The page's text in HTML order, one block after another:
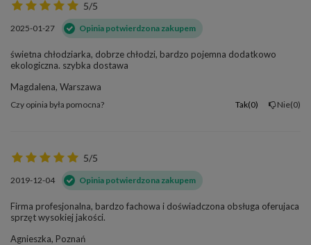
5/5
2025-01-27 Opinia potwierdzona zakupem
świetna chłodziarka, dobrze chłodzi, bardzo pojemna dodatkowo
ekologiczna. szybka dostawa
Magdalena, Warszawa
Czy opinia była pomocna? Tak 0 Nie 0
5/5
2019-12-04 Opinia potwierdzona zakupem
Firma profesjonalna, bardzo fachowa i doświadczona obsługa oferujaca
sprzęt wysokiej jakości.
Agnieszka, Poznań